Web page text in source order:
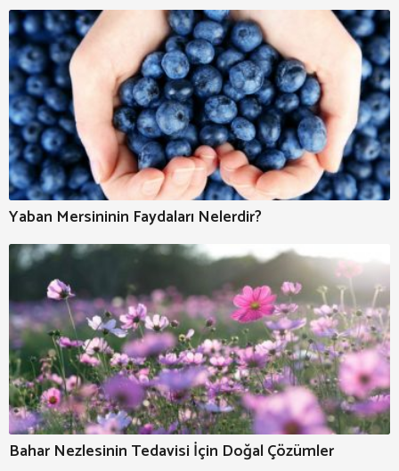
Yaban Mersininin Faydaları Nelerdir?
Bahar Nezlesinin Tedavisi İçin Doğal Çözümler